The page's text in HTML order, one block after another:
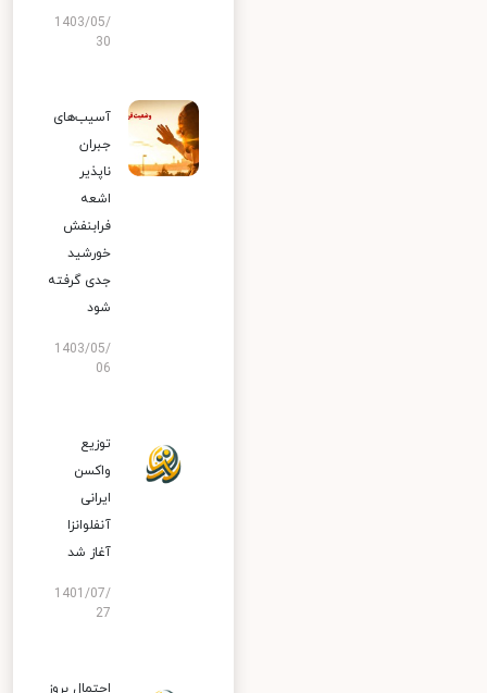
1403/05/
30
آسیب‌های
جبران
ناپذیر
اشعه
فرابنفش
خورشید
جدی گرفته
شود
1403/05/
06
توزیع
واکسن
ایرانی
آنفلوانزا
آغاز شد
1401/07/
27
احتمال بروز